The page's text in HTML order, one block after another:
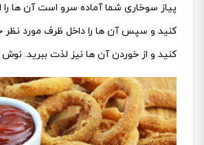
پیاز سوخاری شما آماده سرو است آن ها را
کنید و سپس آن ها را داخل ظرف مورد نظر
کنید و از خوردن آن ها نیز لذت ببرید.